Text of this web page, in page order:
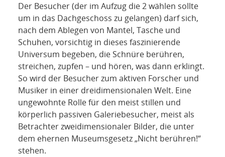
Der Besucher (der im Aufzug die 2 wählen sollte
um in das Dachgeschoss zu gelangen) darf sich,
nach dem Ablegen von Mantel, Tasche und
Schuhen, vorsichtig in dieses faszinierende
Universum begeben, die Schnüre berühren,
streichen, zupfen – und hören, was dann erklingt.
So wird der Besucher zum aktiven Forscher und
Musiker in einer dreidimensionalen Welt. Eine
ungewohnte Rolle für den meist stillen und
körperlich passiven Galeriebesucher, meist als
Betrachter zweidimensionaler Bilder, die unter
dem ehernen Museumsgesetz „Nicht berühren!“
stehen.